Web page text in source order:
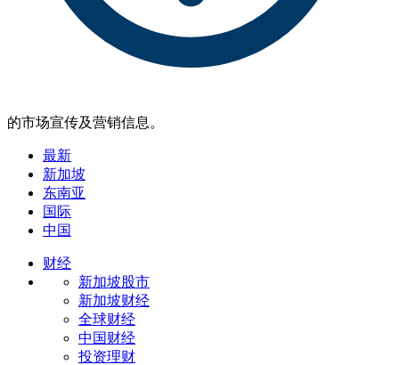
的市场宣传及营销信息。
最新
新加坡
东南亚
国际
中国
财经
新加坡股市
新加坡财经
全球财经
中国财经
投资理财